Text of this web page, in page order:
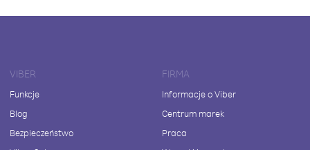
VIBER
Funkcje
Blog
Bezpieczeństwo
FIRMA
Informacje o Viber
Centrum marek
Praca